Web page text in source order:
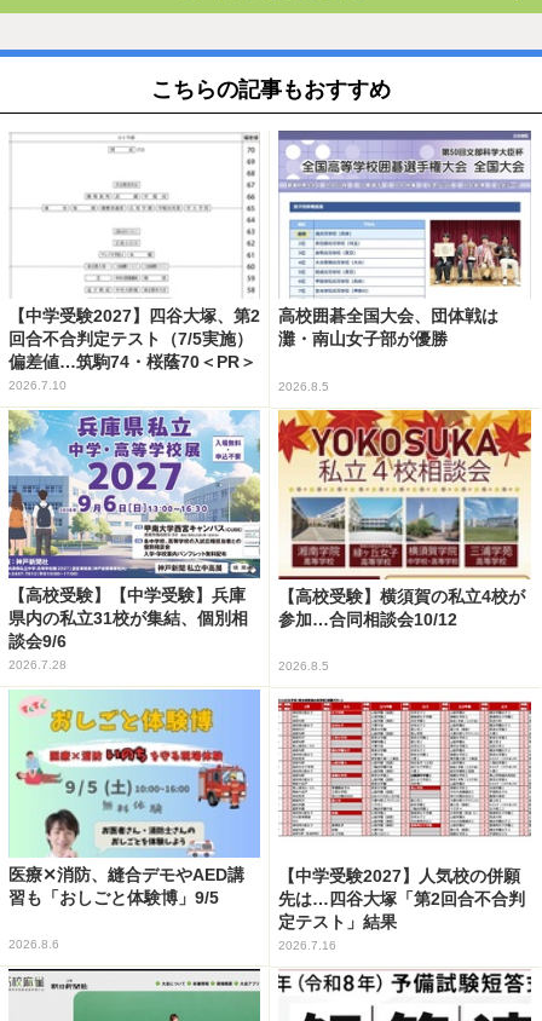
こちらの記事もおすすめ
【中学受験2027】四谷大塚、第2
回合不合判定テスト（7/5実施）
偏差値…筑駒74・桜蔭70＜PR＞
2026.7.10
高校囲碁全国大会、団体戦は
灘・南山女子部が優勝
2026.8.5
【高校受験】【中学受験】兵庫
県内の私立31校が集結、個別相
談会9/6
2026.7.28
【高校受験】横須賀の私立4校が
参加…合同相談会10/12
2026.8.5
医療✕消防、縫合デモやAED講
習も「おしごと体験博」9/5
2026.8.6
【中学受験2027】人気校の併願
先は…四谷大塚「第2回合不合判
定テスト」結果
2026.7.16